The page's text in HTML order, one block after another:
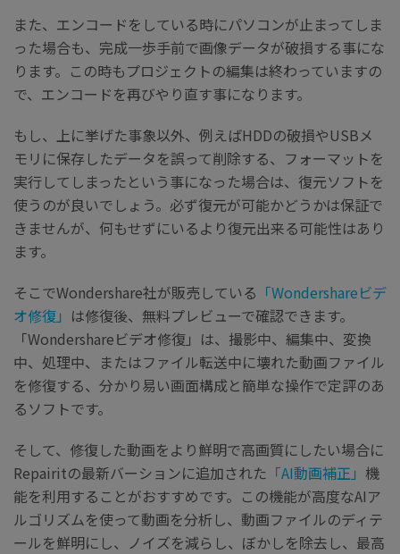
また、エンコードをしている時にパソコンが止まってしま
った場合も、完成一歩手前で画像データが破損する事にな
ります。この時もプロジェクトの編集は終わっていますの
で、エンコードを再びやり直す事になります。
もし、上に挙げた事象以外、例えばHDDの破損やUSBメ
モリに保存したデータを誤って削除する、フォーマットを
実行してしまったという事になった場合は、復元ソフトを
使うのが良いでしょう。必ず復元が可能かどうかは保証で
きませんが、何もせずにいるより復元出来る可能性はあり
ます。
そこでWondershare社が販売している 「Wondershareビデ
オ修復」 は修復後、無料プレビューで確認できます。
「Wondershareビデオ修復」は、撮影中、編集中、変換
中、処理中、またはファイル転送中に壊れた動画ファイル
を修復する、分かり易い画面構成と簡単な操作で定評のあ
るソフトです。
そして、修復した動画をより鮮明で高画質にしたい場合に
Repairitの最新バーションに追加された 「AI動画補正」 機
能を利用することがおすすめです。この機能が高度なAIア
ルゴリズムを使って動画を分析し、動画ファイルのディテ
ールを鮮明にし、ノイズを減らし、ぼかしを除去し、最高